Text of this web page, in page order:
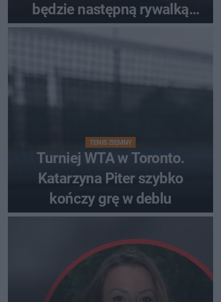
będzie następną rywalką
TENIS ZIEMNY
Turniej WTA w Toronto.
Katarzyna Piter szybko
kończy grę w deblu